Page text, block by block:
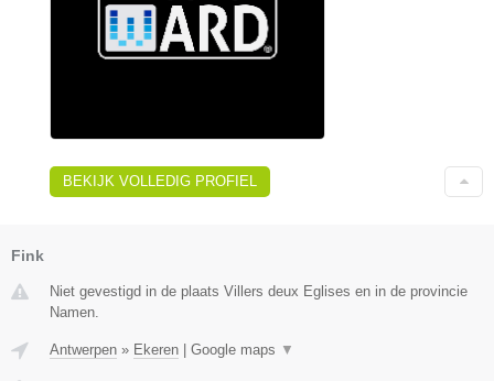
BEKIJK VOLLEDIG PROFIEL
Fink
Niet gevestigd in de plaats Villers deux Eglises en in de provincie
Namen.
Antwerpen » Ekeren Google maps ▼